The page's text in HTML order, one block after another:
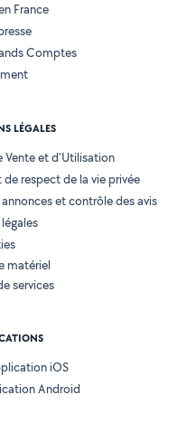
France
Comptes
LÉGALES
Vente et d'Utilisation
respect de la vie privée
et contrôle des avis
matériel
services
iOS
Android